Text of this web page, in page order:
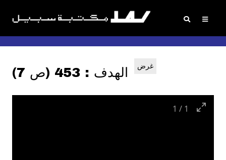
الهدف : 453 (ص 7) غرض
1 / 1